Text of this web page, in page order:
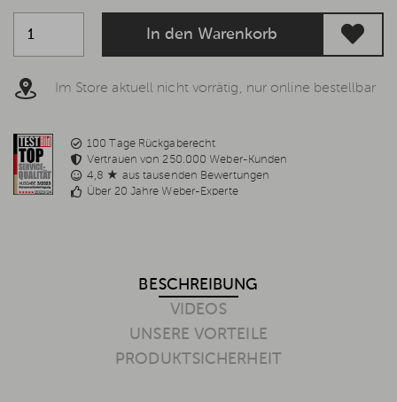
In den Warenkorb
Im Store aktuell nicht vorrätig, nur online bestellbar
100 Tage Rückgaberecht
Vertrauen von 250.000 Weber-Kunden
4,8 ★ aus tausenden Bewertungen
Über 20 Jahre Weber-Experte
BESCHREIBUNG
VIDEOS
UNSERE VORTEILE
PRODUKTSICHERHEIT